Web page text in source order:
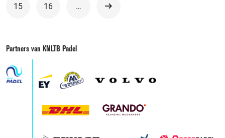
15 16 …
Volgende
Partners van KNLTB Padel